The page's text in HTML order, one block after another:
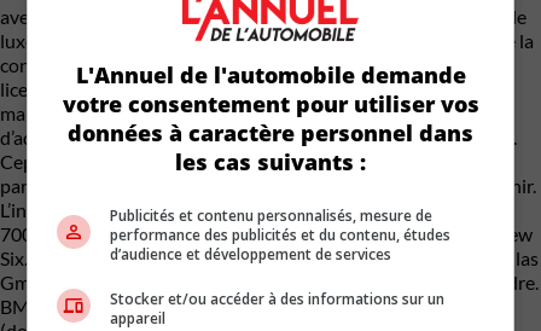
avec la berline de luxe BMW 501. Les ventes de leurs berlines de
luxe étant trop faibles pour être rentables, BMW a donc ajouté la
construction des Isetta, une voiture italienne fabriquée sous
licence. La lenteur des ventes de voitures de luxe et les faibles
marges bénéficiaires des petites voitures ont poussé le conseil
d’administration de BMW à vendre l’opération à Daimler-Benz.
Cependant, Herbert Quandt était convaincu d’acquérir une
participation majoritaire dans BMW et d’investir dans son avenir.
L’investissement de Quandt, ainsi que les bénéfices de la BMW
700, ont donné naissance à la BMW New Class et à la BMW New
Six. Ces nouveaux produits, combinés à l’absorption de Hans Glas
GmbH, ont donné à BMW une assise solide sur laquelle s’étendre.
BMW a grandi en force, acquérant par la suite le groupe Rover
L'Annuel de l'automobile demande
votre consentement pour utiliser vos
données à caractère personnel dans
les cas suivants :
Publicités et contenu personnalisés, mesure de
performance des publicités et du contenu, études
d’audience et développement de services
Stocker et/ou accéder à des informations sur un
appareil